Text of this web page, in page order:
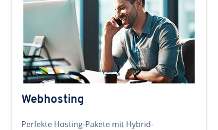
Webhosting
Perfekte Hosting-Pakete mit Hybrid-